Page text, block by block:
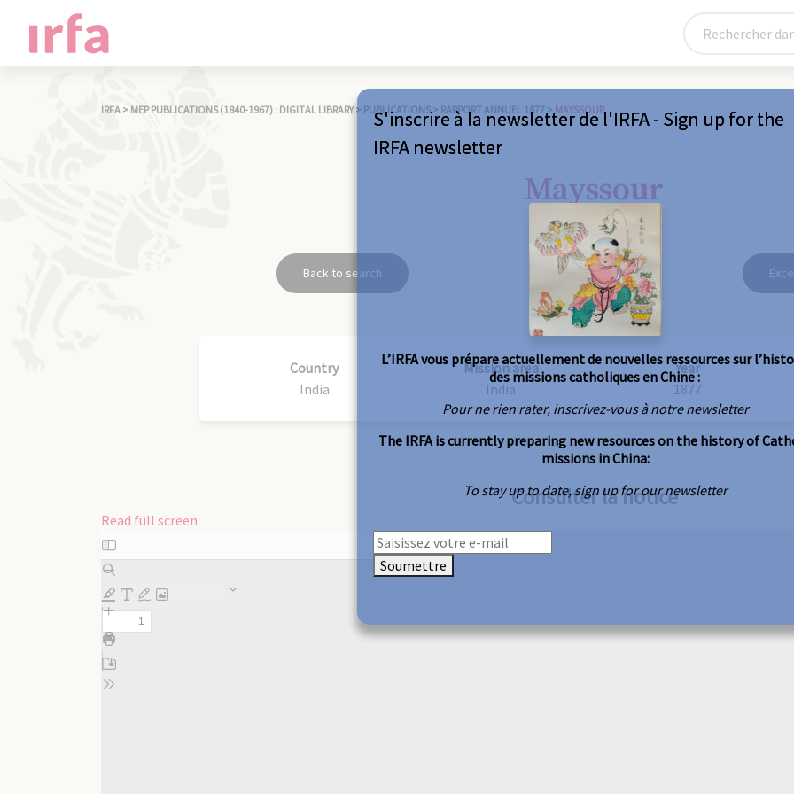
IRFA > MEP PUBLICATIONS (1840-1967) : DIGITAL LIBRARY > PUBLICATIONS > RAPPORT ANNUEL 1877 > MAYSSOUR
Mayssour
Back to search
Country
India
Mission area
India
Year
1877
Consulter la notice
Read full screen
Skip
to
PDF
content
S'inscrire à la newsletter de l'IRFA - Sign up for the
IRFA newsletter
L’IRFA vous prépare actuellement de nouvelles ressources sur
des missions catholiques en Chine :
Pour ne rien rater, inscrivez-vous à notre newsletter
The IRFA is currently preparing new resources on the history of
missions in China:
To stay up to date, sign up for our newsletter
Soumettre